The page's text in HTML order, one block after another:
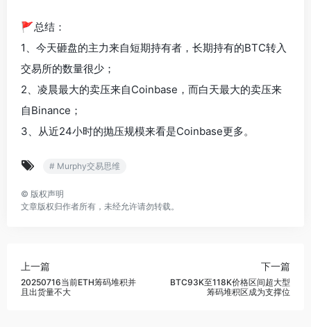
🚩总结：
1、今天砸盘的主力来自短期持有者，长期持有的BTC转入
交易所的数量很少；
2、凌晨最大的卖压来自Coinbase，而白天最大的卖压来
自Binance；
3、从近24小时的抛压规模来看是Coinbase更多。
# Murphy交易思维
© 版权声明
文章版权归作者所有，未经允许请勿转载。
上一篇
20250716当前ETH筹码堆积并
且出货量不大
下一篇
BTC93K至118K价格区间超大型
筹码堆积区成为支撑位